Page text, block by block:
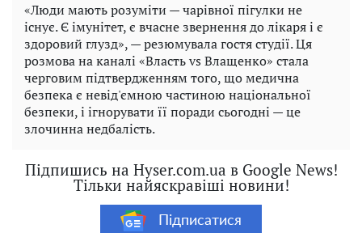
«Люди мають розуміти — чарівної пігулки не
існує. Є імунітет, є вчасне звернення до лікаря і є
здоровий глузд», — резюмувала гостя студії. Ця
розмова на каналі «Власть vs Влащенко» стала
черговим підтвердженням того, що медична
безпека є невід'ємною частиною національної
безпеки, і ігнорувати її поради сьогодні — це
злочинна недбалість.
Підпишись на Hyser.com.ua в Google News!
Тільки найяскравіші новини!
Підписатися